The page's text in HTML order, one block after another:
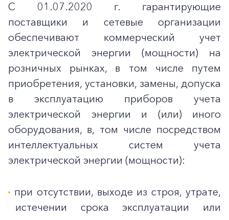
С 01.07.2020 г. гарантирующие
поставщики и сетевые организации
обеспечивают коммерческий учет
электрической энергии (мощности) на
розничных рынках, в том числе путем
приобретения, установки, замены, допуска
в эксплуатацию приборов учета
электрической энергии и (или) иного
оборудования, в, том числе посредством
интеллектуальных систем учета
электрической энергии (мощности):
при отсутствии, выходе из строя, утрате,
истечении срока эксплуатации или